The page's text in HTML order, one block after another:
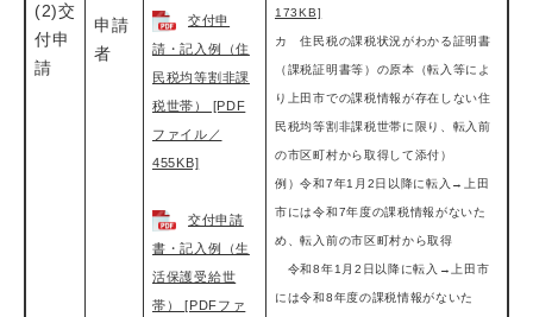
(2)交
付申
請
申請
者
交付申
請・記入例（住
民税均等割非課
税世帯） [PDF
ファイル／
455KB]
交付申請
書・記入例（生
活保護受給世
帯） [PDFファ
173KB]
カ 住民税の課税状況がわかる証明書
（課税証明書等）の原本（転入等によ
り上田市での課税情報が存在しない住
民税均等割非課税世帯に限り、転入前
の市区町村から取得して添付）
例）令和7年1月2日以降に転入→上田
市には令和7年度の課税情報がないた
め、転入前の市区町村から取得
令和8年1月2日以降に転入→上田市
には令和8年度の課税情報がないた